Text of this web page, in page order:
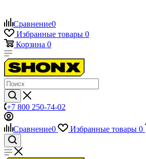
Сравнение0
Избранные товары 0
Корзина 0
+7 800 250-74-02
Сравнение0 Избранные товары 0